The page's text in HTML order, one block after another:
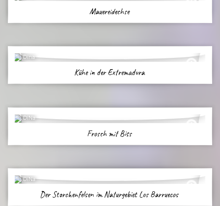
Mauereidechse
Dina
Kühe in der Extremadura
DiNa
Frosch mit Biss
DiNa
Der Storchenfelsen im Naturgebiet Los Barruecos